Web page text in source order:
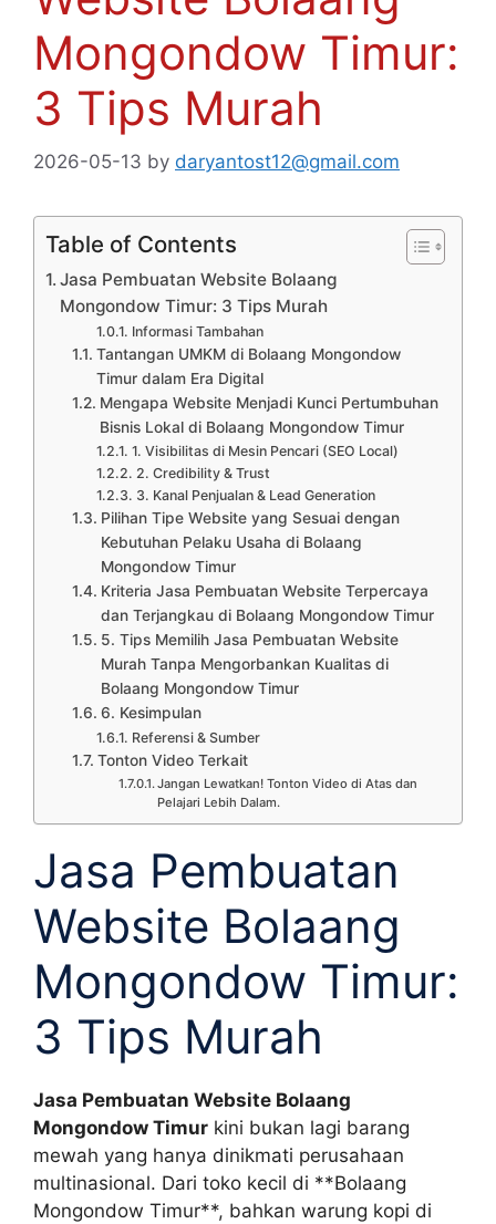
Mongondow Timur:
3 Tips Murah
2026-05-13 by daryantost12@gmail.com
Table of Contents
Jasa Pembuatan Website Bolaang
Mongondow Timur: 3 Tips Murah
Informasi Tambahan
Tantangan UMKM di Bolaang Mongondow
Timur dalam Era Digital
Mengapa Website Menjadi Kunci Pertumbuhan
Bisnis Lokal di Bolaang Mongondow Timur
1. Visibilitas di Mesin Pencari (SEO Local)
2. Credibility & Trust
3. Kanal Penjualan & Lead Generation
Pilihan Tipe Website yang Sesuai dengan
Kebutuhan Pelaku Usaha di Bolaang
Mongondow Timur
Kriteria Jasa Pembuatan Website Terpercaya
dan Terjangkau di Bolaang Mongondow Timur
5. Tips Memilih Jasa Pembuatan Website
Murah Tanpa Mengorbankan Kualitas di
Bolaang Mongondow Timur
6. Kesimpulan
Referensi & Sumber
Tonton Video Terkait
Jangan Lewatkan! Tonton Video di Atas dan
Pelajari Lebih Dalam.
Jasa Pembuatan
Website Bolaang
Mongondow Timur:
3 Tips Murah
Jasa Pembuatan Website Bolaang
Mongondow Timur kini bukan lagi barang
mewah yang hanya dinikmati perusahaan
multinasional. Dari toko kecil di **Bolaang
Mongondow Timur**, bahkan warung kopi di